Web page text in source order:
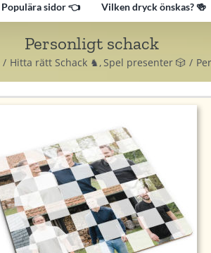
Populära sidor 👈 Vilken dryck önskas? 🍻
Personligt schack
Hitta rätt Schack ♞ Spel presenter 🎲